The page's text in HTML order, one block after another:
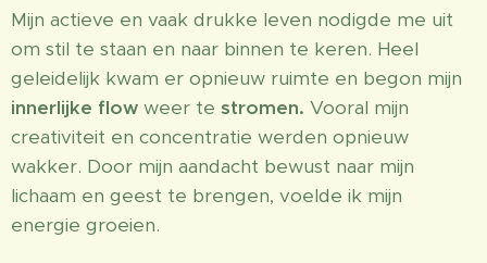
Mijn actieve en vaak drukke leven nodigde me uit
om stil te staan en naar binnen te keren. Heel
geleidelijk kwam er opnieuw ruimte en begon mijn
innerlijke flow weer te stromen. Vooral mijn
creativiteit en concentratie werden opnieuw
wakker. Door mijn aandacht bewust naar mijn
lichaam en geest te brengen, voelde ik mijn
energie groeien.